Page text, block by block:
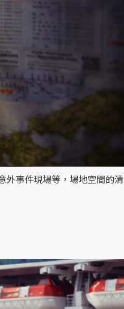
外事件現場等，場地空間的清